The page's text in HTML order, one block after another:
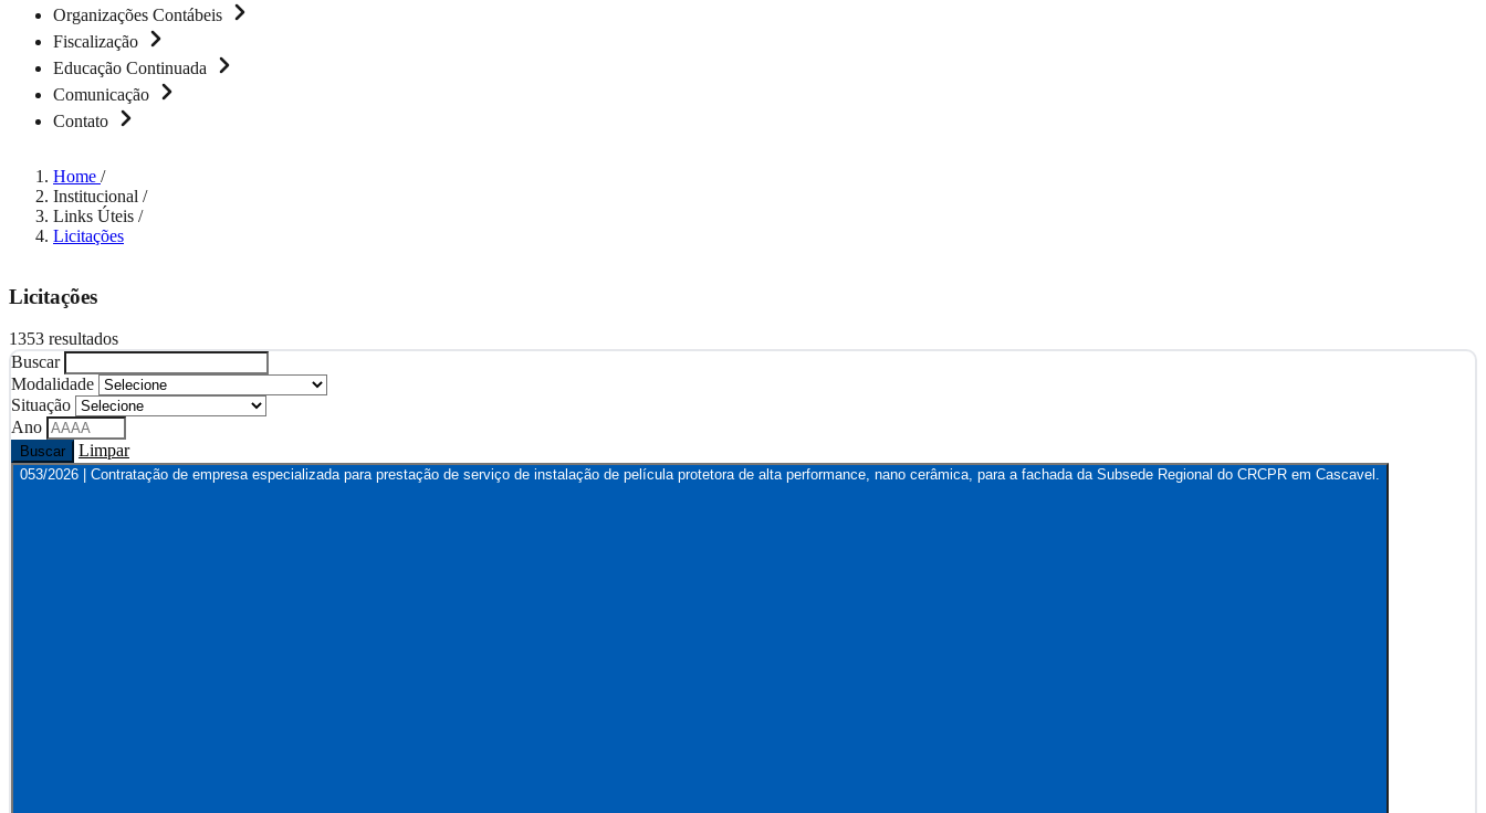
Organizações Contábeis
Fiscalização
Educação Continuada
Comunicação
Contato
Home /
Institucional /
Links Úteis /
Licitações
Licitações
1353 resultados
Buscar
Modalidade
Situação
Ano
Buscar Limpar
053/2026 | Contratação de empresa especializada para prestação de serviço de instalação de película protetora de alta performance, nano cerâmica, para a fachada da Subsede Regional do CRCPR em Cascavel.